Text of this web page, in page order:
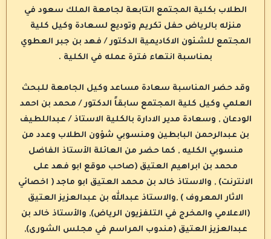
الطلاب بكلية المجتمع التابعة لجامعة الملك سعود في
منزله بالرياض حفل تكريم وتوديع لسعادة وكيل كلية
المجتمع للشئون الاكاديمية الدكتور / فهد بن جبر العطوي
بمناسبة انتهاء فترة عمله في الكلية .
وقد حضر المناسبة سعادة مساعد وكيل الجامعة للبحث
العلمي وكيل كلية المجتمع سابقاً الدكتور / محمد بن احمد
الودعان , وسعادة مدير الادارة بالكلية الاستاذ / عبداللطيف
بن عبدالرحمن البابطين ومنسوبي شؤون الطلاب وعدد من
منسوبي الكليه , كما حضر من العائلة الأستاذ الفاضل
محمد بن ابراهيم العتيق (صاحب موقع ابو فهد على
الانترنت) , والاستاذ خالد بن محمد العتيق ابو ماجد ( اخصائي
الاثار المعروف ) ,والاستاذ عبدالله بن عبدالعزيز العتيق
(الاعلامي والمخرج في التلفزيون الرياض), والأستاذ خالد بن
عبدالعزيز العتيق (مندوب المراسم في مجلس الشورى),